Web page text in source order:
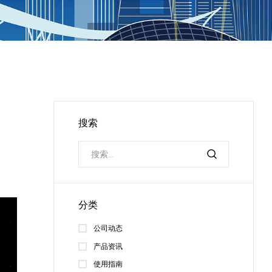
搜索
分类
公司动态
产品资讯
使用指南